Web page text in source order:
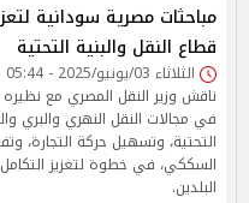
مباحثات مصرية سودانية
قطاع النقل والبنية التحتية
الثلاثاء 03/يونيو/2025 - 05:44 م
ناقش وزير النقل المصري مع نظيره
في مجالات النقل النهري والبري
التحتية، وتسهيل حركة التجارة،
السككي، في خطوة لتعزيز التكامل
البلدين.